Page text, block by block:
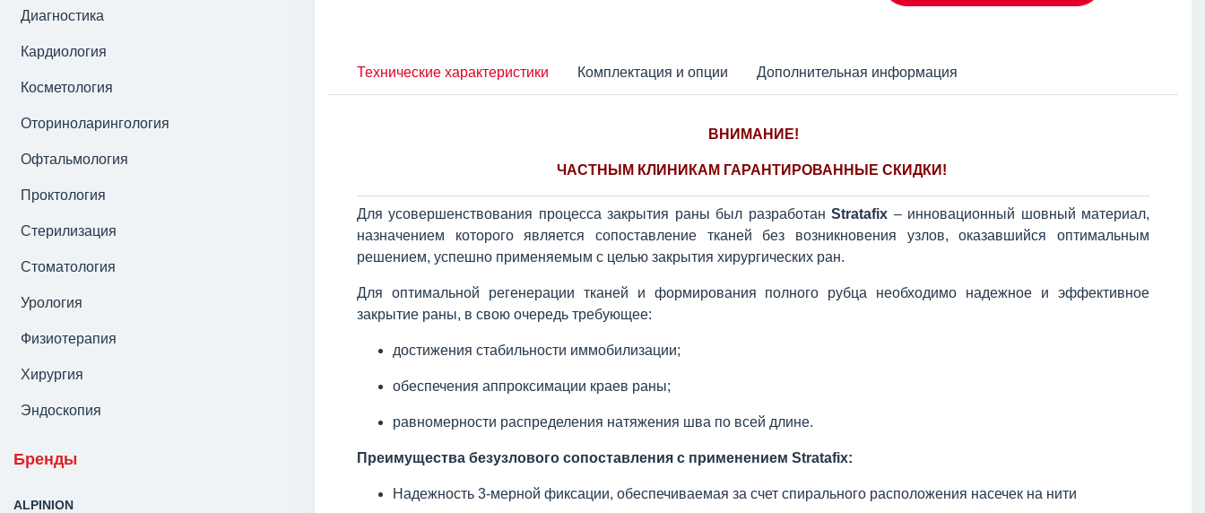
Диагностика
Кардиология
Косметология
Оториноларингология
Офтальмология
Проктология
Стерилизация
Стоматология
Урология
Физиотерапия
Хирургия
Эндоскопия
Бренды
ALPINION
Технические характеристики Комплектация и опции Дополнительная информация
ВНИМАНИЕ!
ЧАСТНЫМ КЛИНИКАМ ГАРАНТИРОВАННЫЕ СКИДКИ!
Для усовершенствования процесса закрытия раны был разработанStratafix – инновационный шовный материал,
назначением которого является сопоставление тканей без возникновения узлов, оказавшийся оптимальным
решением, успешно применяемым с целью закрытия хирургических ран.
Для оптимальной регенерации тканей и формирования полного рубца необходимо надежное и эффективное
закрытие раны, в свою очередь требующее:
достижения стабильности иммобилизации;
обеспечения аппроксимации краев раны;
равномерности распределения натяжения шва по всей длине.
Преимущества безузлового сопоставления с применением Stratafix:
Надежность 3-мерной фиксации, обеспечиваемая за счет спирального расположения насечек на нити